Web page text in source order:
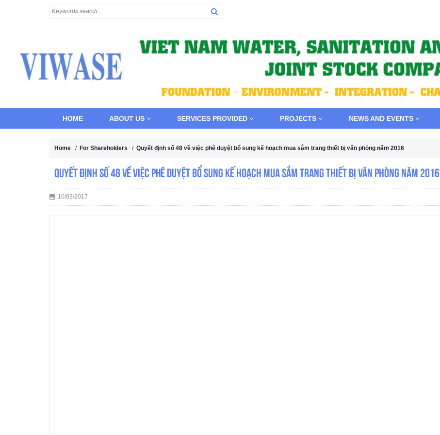
HOME ABOUT US SERVICES PROVIDED PROJECTS NEWS AND EVENTS
Home / For Shareholders / Quyết định số 48 về việc phê duyệt bổ sung kế hoạch mua sắm trang thiết bị văn phòng năm 2016
Quyết định số 48 về việc phê duyệt bổ sung kế hoạch mua sắm trang thiết bị văn phòng năm 2016
10/03/2017